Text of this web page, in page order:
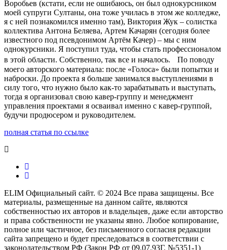
Воробьев (кстати, если не ошибаюсь, он был однокурсником
моей супруги Султаны, она тоже училась в этом же колледже,
я с ней познакомился именно там), Виктория Жук – солистка
коллектива Антона Беляева, Артем Качарян (сегодня более
известного под псевдонимом Артём Качер) – мы с ним
однокурсники. Я поступил туда, чтобы стать профессионалом
в этой области. Собственно, так все и началось. По поводу
моего авторского материала: после «Голоса» были попытки и
наброски. До проекта я больше занимался выступлениями в
силу того, что нужно было как-то зарабатывать и выступать,
тогда я организовал свою кавер-группу и менеджмент
управления проектами я осваивал именно с кавер-группой,
будучи продюсером и руководителем.
полная статья по ссылке
ELIM Официальный сайт. © 2024 Все права защищены. Все
материалы, размещенные на данном сайте, являются
собственностью их авторов и владельцев, даже если авторство
и права собственности не указаны явно. Любое копирование,
полное или частичное, без письменного согласия редакции
сайта запрещено и будет преследоваться в соответствии с
законодательством РФ (Закон РФ от 09.07.93Г. №5351-1)